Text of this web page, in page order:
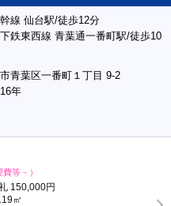
線 仙台駅/徒歩12分
鉄東西線 青葉通一番町駅/徒歩10
青葉区一番町１丁目 9-2
年
費等－）
150,000円
㎡